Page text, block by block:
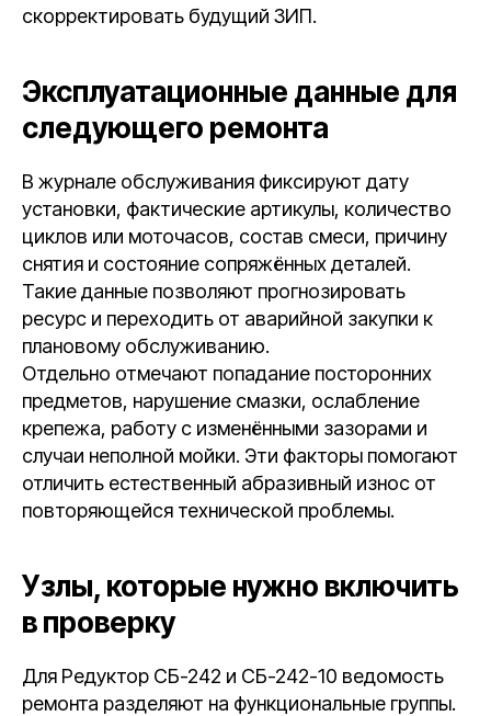
скорректировать будущий ЗИП.
Эксплуатационные данные для
следующего ремонта
В журнале обслуживания фиксируют дату
установки, фактические артикулы, количество
циклов или моточасов, состав смеси, причину
снятия и состояние сопряжённых деталей.
Такие данные позволяют прогнозировать
ресурс и переходить от аварийной закупки к
плановому обслуживанию.
Отдельно отмечают попадание посторонних
предметов, нарушение смазки, ослабление
крепежа, работу с изменёнными зазорами и
случаи неполной мойки. Эти факторы помогают
отличить естественный абразивный износ от
повторяющейся технической проблемы.
Узлы, которые нужно включить
в проверку
Для Редуктор СБ-242 и СБ-242-10 ведомость
ремонта разделяют на функциональные группы.